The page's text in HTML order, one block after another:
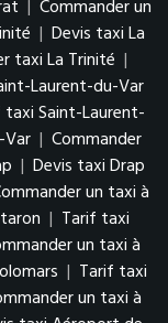
| Commander un
| Devis taxi La
taxi La Trinité |
Laurent-du-Var
taxi Saint-Laurent-
| Commander
| Devis taxi Drap
un taxi à
| Tarif taxi
un taxi à
| Tarif taxi
un taxi à